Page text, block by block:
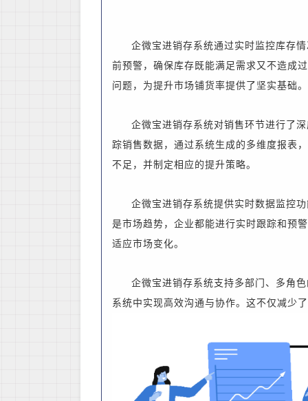
企微宝进销存系统通过实时监控库存
前预警，确保库存既能满足需求又不造成
问题，为提升市场铺货率提供了坚实基础。
企微宝进销存系统对销售环节进行了
踪销售数据，通过系统生成的多维度报表
不足，并制定相应的提升策略。
企微宝进销存系统提供实时数据监控
是市场趋势，企业都能进行实时跟踪和预
适应市场变化。
企微宝进销存系统支持多部门、多角
系统中实现高效沟通与协作。这不仅减少